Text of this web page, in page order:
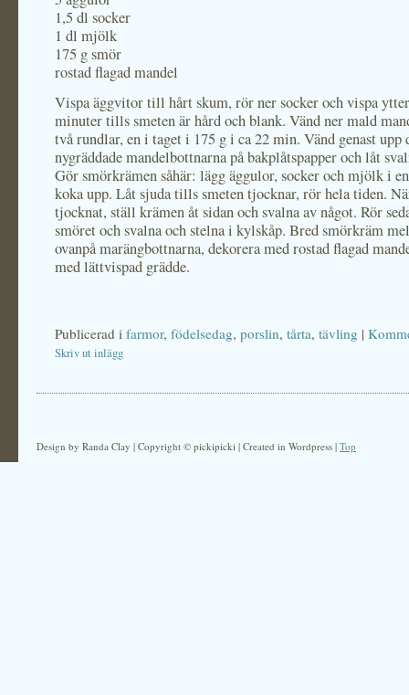
1,5 dl socker
1 dl mjölk
175 g smör
rostad flagad mandel
Vispa äggvitor till hårt skum, rör ner socker och vispa
minuter tills smeten är hård och blank. Vänd ner mald
två rundlar, en i taget i 175 g i ca 22 min. Vänd genast upp
nygräddade mandelbottnarna på bakplåtspapper och låt
Gör smörkrämen såhär: lägg äggulor, socker och mjölk i
koka upp. Låt sjuda tills smeten tjocknar, rör hela tiden.
tjocknat, ställ krämen åt sidan och svalna av något. Rör
smöret och svalna och stelna i kylskåp. Bred smörkräm
ovanpå marängbottnarna, dekorera med rostad flagad
med lättvispad grädde.
Publicerad i farmor, födelsedag, porslin, tårta, tävling |
Skriv ut inlägg
Design by Randa Clay | Copyright © pickipicki | Created in Wordpress | Top